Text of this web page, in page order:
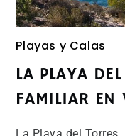
Playas y Calas
LA PLAYA
FAMILIAR EN
La Playa del